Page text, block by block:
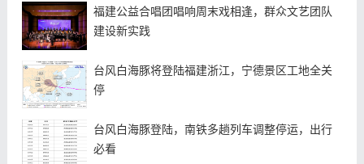
福建公益合唱团唱响周末戏相逢，群众文艺团队
建设新实践
台风白海豚将登陆福建浙江，宁德景区工地全关
停
台风白海豚登陆，南铁多趟列车调整停运，出行
必看